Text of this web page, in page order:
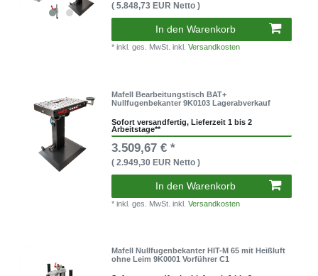
( 5.848,73 EUR Netto )
In den Warenkorb
* inkl. ges. MwSt. inkl.Versandkosten
Mafell Bearbeitungstisch BAT+
Nullfugenbekanter 9K0103 Lagerabverkauf
Sofort versandfertig, Lieferzeit 1 bis 2
Arbeitstage**
3.509,67 € *
( 2.949,30 EUR Netto )
In den Warenkorb
* inkl. ges. MwSt. inkl.Versandkosten
Mafell Nullfugenbekanter HIT-M 65 mit Heißluft
ohne Leim 9K0001 Vorführer C1